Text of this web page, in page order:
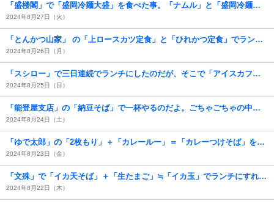
「盛楼閣」で「盛岡冷麺大盛」を食べた事。「ナムル」と「盛岡冷麺」、忠実に「盛岡冷麺文法」を上書きするその姿を見れば「盛岡冷麺狂」は唯々うれしいのだよ。当然にうまいのだ。（盛岡市盛岡駅前通15）
2024年8月27日（火）
「とんかつ山家」 の「上ロースカツ定食」と「ひれかつ定食」でランチ。インバウンドの方々がやたらと目立つ店内だったが、味は変わらずうまかったのだよ（笑）。（とんかつ山家 上野店：上野四丁目）
2024年8月26日（月）
「スシロー」で三日連続でランチにしたのだが、そこで「アイスカフェラテ」にはまってしまったのだよ。それに「鶏の唐揚げ（カレー風味）」も「えび天うどん」も初めて食べた。勿論身体にはよくないものもあったけれども、うまかったのだよ（笑）。（スシロー 浅草吾妻橋店：墨田区吾妻橋１丁目）
2024年8月25日（日）
「能登屋支店」の「納豆そば」で一杯やるのだよ。ごちゃごちゃの中身をさらにごちゃごちゃにすれば、あーうまいのだよ（笑）。（能登屋支店：千束通り商店街：浅草四丁目）
2024年8月24日（土）
「ゆで太郎」の「2枚もり」＋「カレールー」＝「カレーつけそば」を手繰る。やっぱり蕎麦屋の「カレー」がうまいのだよ（笑）。（ゆで太郎本所吾妻橋店：墨田区吾妻橋3丁目）
2024年8月23日（金）
「文殊」で「イカ天そば」＋「生たまご」≒「イカ玉」でランチにすれば、やたらと黒い汁に塩っぱいなと云いながら白身が汁にも溶けずに蕎麦に絡まるその姿に喜ぶ！うまいに決まっているのだよ（笑）。（文殊 浅草店：浅草一丁目：浅草地下街）
2024年8月22日（木）